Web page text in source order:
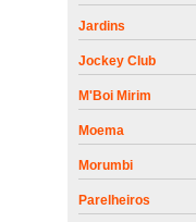
Jardins
Jockey Club
M'Boi Mirim
Moema
Morumbi
Parelheiros